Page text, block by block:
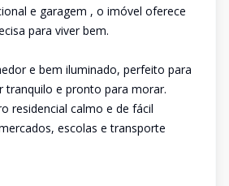
e garagem , o imóvel oferece
para viver bem.
e bem iluminado, perfeito para
tranquilo e pronto para morar.
residencial calmo e de fácil
escolas e transporte